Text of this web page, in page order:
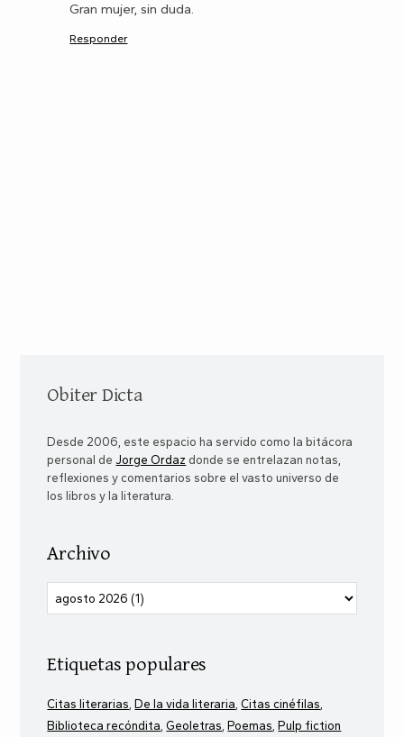
Gran mujer, sin duda.
Responder
Obiter Dicta
Desde 2006, este espacio ha servido como la bitácora
personal de Jorge Ordaz donde se entrelazan notas,
reflexiones y comentarios sobre el vasto universo de
los libros y la literatura.
Archivo
Etiquetas populares
Citas literarias De la vida literaria Citas cinéfilas
Biblioteca recóndita Geoletras Poemas Pulp fiction